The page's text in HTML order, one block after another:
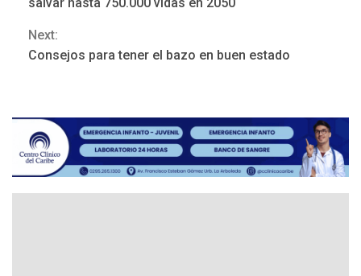
Reading
Next:
Consejos para tener el bazo en buen estado
5
INTERNACIONALES ÚLTIMA HORA
nucleares
INTERNACIONALES
TITULARES
ÚLTIMA HORA
Trump vuelve intenta